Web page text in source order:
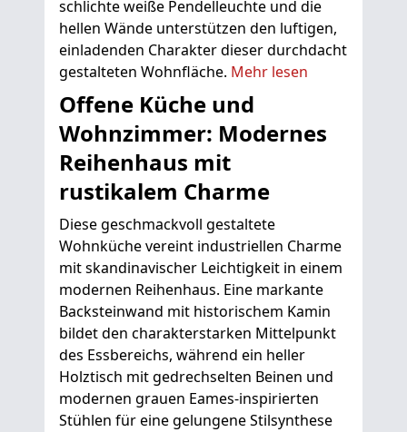
schlichte weiße Pendelleuchte und die
hellen Wände unterstützen den luftigen,
einladenden Charakter dieser durchdacht
gestalteten Wohnfläche. Mehr lesen
Offene Küche und
Wohnzimmer: Modernes
Reihenhaus mit
rustikalem Charme
Diese geschmackvoll gestaltete
Wohnküche vereint industriellen Charme
mit skandinavischer Leichtigkeit in einem
modernen Reihenhaus. Eine markante
Backsteinwand mit historischem Kamin
bildet den charakterstarken Mittelpunkt
des Essbereichs, während ein heller
Holztisch mit gedrechselten Beinen und
modernen grauen Eames-inspirierten
Stühlen für eine gelungene Stilsynthese